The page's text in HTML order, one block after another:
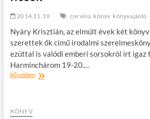
2014.11.19. corvina könyv könyvajánló
Nyáry Krisztián, az elmúlt évek két
szerettek ők című irodalmi
ezúttal is valódi emberi sorsokról írt
Harminchárom 19-20.…
bővebbenKönyvajánló:
KÖNYV